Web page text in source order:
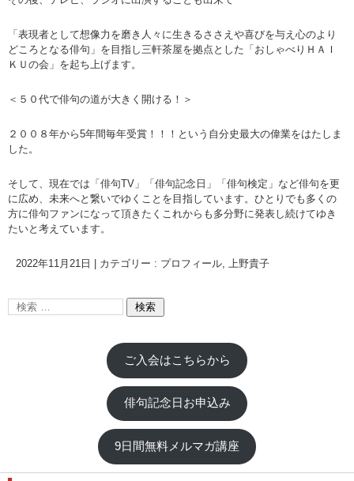
「表現者として想像力を磨き人々に生きるささえや喜びを与え心のより
どころとなる俳句」を目指し三軒茶屋を拠点とした「おしゃべりＨＡＩ
ＫＵの会」を起ち上げます。
＜５０代で俳句の道が大きく開ける！＞
２００８年から5年間毎年受賞！！！という自分史最大の偉業をはたしま
した。
そして、現在では「俳句TV」「俳句記念日」「俳句検定」など俳句を更
に広め、未来へと繋いでゆくことを目指しています。ひとりでも多くの
方に俳句ファンになって頂きたくこれからも多分野に発表し続けてゆき
たいと考えています。
2022年11月21日 カテゴリー : プロフィール, 上野貴子
ご入会はこちらから
俳句記念日お申込み
9日間無料メルマガ講座